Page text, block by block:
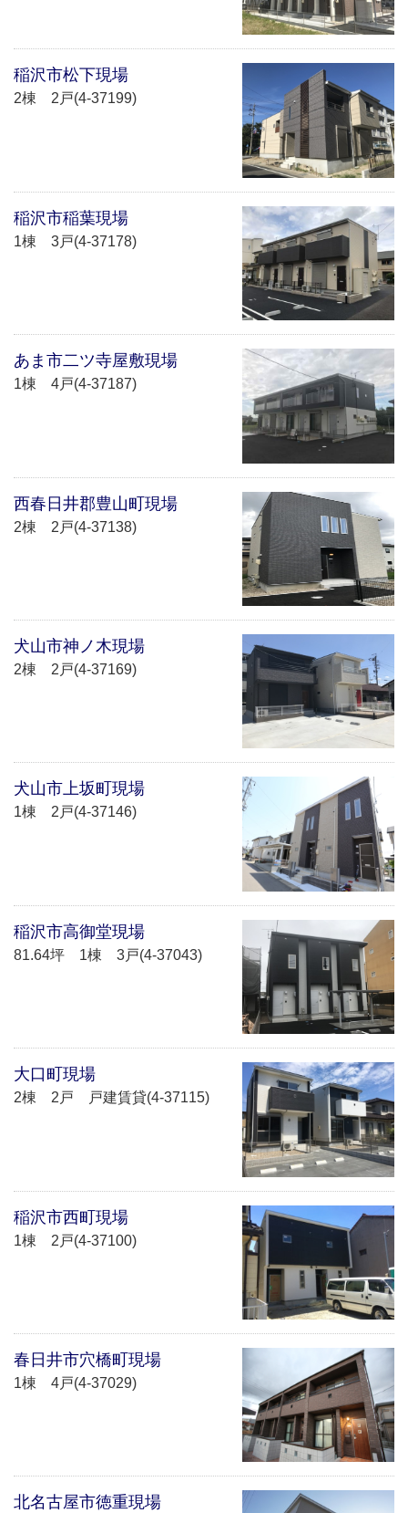
稲沢市松下現場
2棟 2戸(4-37199)
稲沢市稲葉現場
1棟 3戸(4-37178)
あま市二ツ寺屋敷現場
1棟 4戸(4-37187)
西春日井郡豊山町現場
2棟 2戸(4-37138)
犬山市神ノ木現場
2棟 2戸(4-37169)
犬山市上坂町現場
1棟 2戸(4-37146)
稲沢市高御堂現場
81.64坪 1棟 3戸(4-37043)
大口町現場
2棟 2戸 戸建賃貸(4-37115)
稲沢市西町現場
1棟 2戸(4-37100)
春日井市穴橋町現場
1棟 4戸(4-37029)
北名古屋市徳重現場